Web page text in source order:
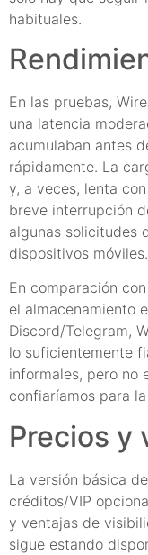
habituales.
En las pruebas,
una latencia
acumulaban antes
rápidamente. La
y, a veces, lenta
breve interrupción
algunas solicitudes
dispositivos móviles.
En comparación
el almacenamiento
Discord/Telegram,
lo suficientemente
informales, pero no
confiaríamos para
Precios y
La versión básica
créditos/VIP
y ventajas de
sigue estando